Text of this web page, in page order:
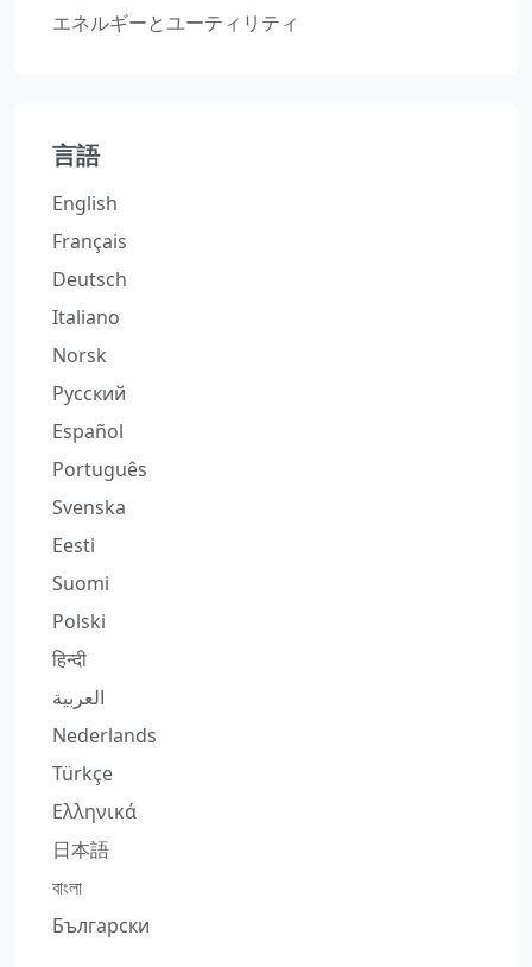
エネルギーとユーティリティ
言語
English
Français
Deutsch
Italiano
Norsk
Русский
Español
Português
Svenska
Eesti
Suomi
Polski
हिन्दी
العربية
Nederlands
Türkçe
Ελληνικά
日本語
বাংলা
Български